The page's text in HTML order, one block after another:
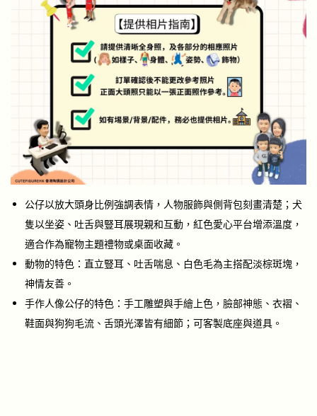
公仔以放大頭身比例強調表情，人物服飾與側背包刻畫清楚；犬
隻以坐姿、吐舌與豎耳展現親和互動，紅色愛心平台增添溫度，
適合作為寵物主題禮物或桌面收藏。
動物的特色：直立豎耳、吐舌喘息、白色毛為主搭配淡棕斑塊，
神情友善。
手作人像公仔的特色：手工雕塑與手繪上色，臉部神態、衣褶、
鞋面與狗狗毛流、舌頭光澤皆有細節；可客製底座與道具。